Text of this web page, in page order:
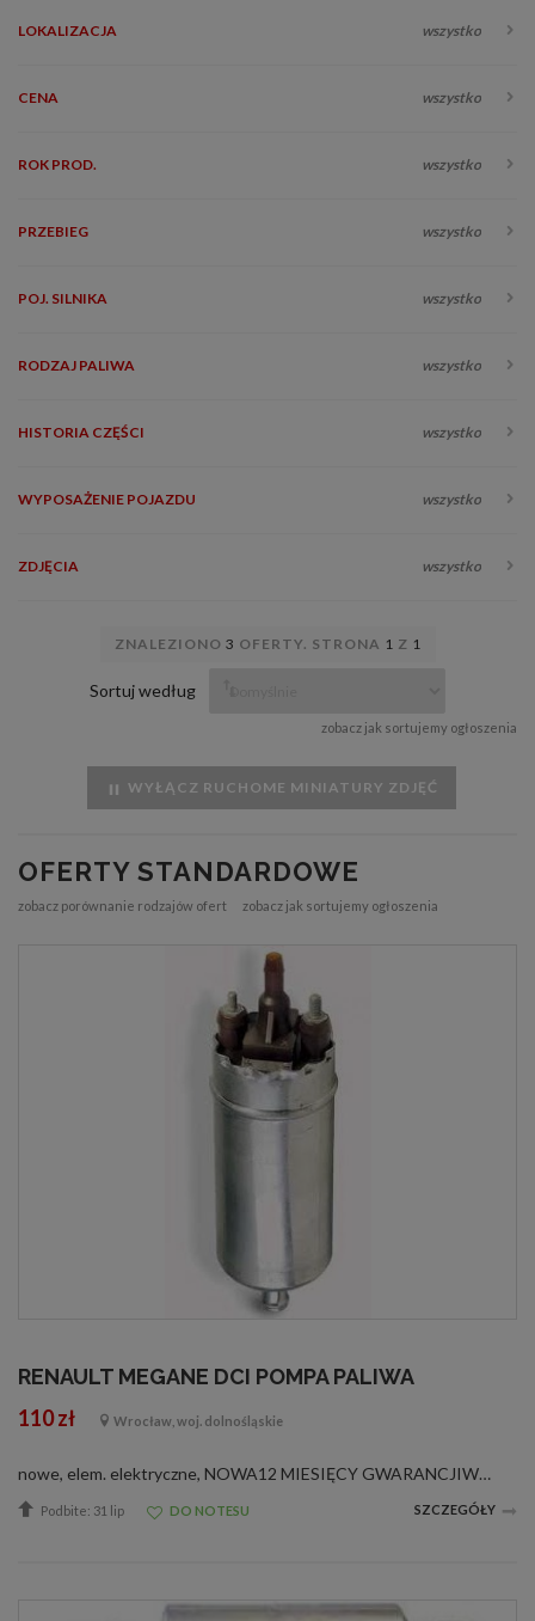
LOKALIZACJA wszystko
CENA wszystko
ROK PROD. wszystko
PRZEBIEG wszystko
POJ. SILNIKA wszystko
RODZAJ PALIWA wszystko
HISTORIA CZĘŚCI wszystko
WYPOSAŻENIE POJAZDU wszystko
ZDJĘCIA wszystko
ZNALEZIONO 3 OFERTY. STRONA 1 Z 1
Sortuj według
zobacz jak sortujemy ogłoszenia
WYŁĄCZ RUCHOME MINIATURY ZDJĘĆ
OFERTY STANDARDOWE
zobacz porównanie rodzajów ofert zobacz jak sortujemy ogłoszenia
RENAULT MEGANE DCI POMPA PALIWA
110 zł Wrocław, woj. dolnośląskie
nowe, elem. elektryczne, NOWA12 MIESIĘCY GWARANCJIWSZYSTKIE SILNIKI 1.9 dCIPOMPA ODPOWIADA NUMEROM ORYGINAŁU :BOSCH 0580464076 0580464089RENAULT 7700426361 8200639432DANE TECHNICZNE :ŚREDNICA 52 mmCIŚNIENIE 1,5 bar ZASTOSOWANIE W SAMOCHODACH MARKI RENA...
Podbite: 31 lip DO NOTESU SZCZEGÓŁY